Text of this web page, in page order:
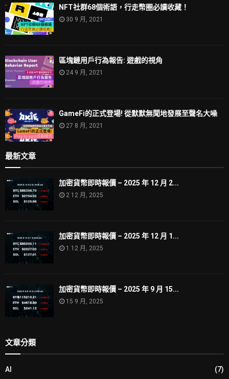
NFT社群68個術語，行走幣圈必讀收藏！
30 9 月, 2021
區塊鏈用戶行為報告: 遊戲的視角
24 9 月, 2021
GameFi的正式登場! 從默默無聞地發展至聲名大噪
27 8 月, 2021
最新文章
加密貨幣即時報價 – 2025 年 12 月 2...
2 12 月, 2025
加密貨幣即時報價 – 2025 年 12 月 1...
1 12 月, 2025
加密貨幣即時報價 – 2025 年 9 月 15...
15 9 月, 2025
文章分類
AI
(7)